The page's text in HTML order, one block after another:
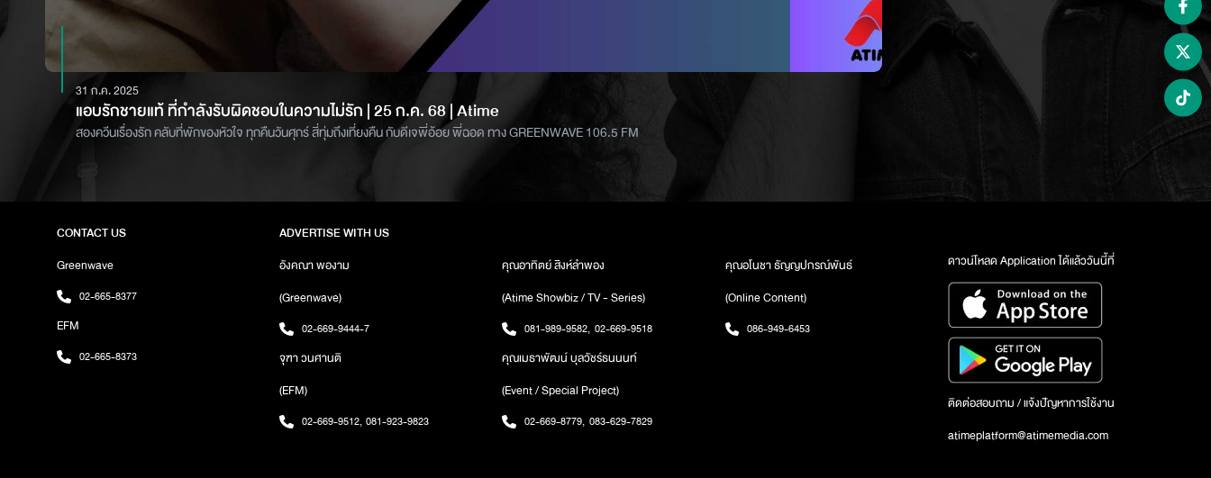
31 ก.ค. 2025
แอบรักชายแท้ ที่กำลังรับผิดชอบในความไม่รัก | 25 ก.ค. 68 | Atime
สองควีนเรื่องรัก คลับที่พักของหัวใจ ทุกคืนวันศุกร์ สี่ทุ่มถึงเที่ยงคืน กับดีเจพี่อ้อย พี่ฉอด ทาง GREENWAVE 106.5 FM
CONTACT US
Greenwave
02-665-8377
EFM
02-665-8373
ADVERTISE WITH US
อังคณา พองาม
(Greenwave)
02-669-9444-7
จุฑา วนศานติ
(EFM)
02-669-9512, 081-923-9823
คุณอาทิตย์ สิงห์ลำพอง
(Atime Showbiz / TV - Series)
081-989-9582, 02-669-9518
คุณเมธาพัฒน์ บุลวัชร์ธนนนท์
(Event / Special Project)
02-669-8779, 083-629-7829
คุณอโนชา ธัญญปกรณ์พันธ์
(Online Content)
086-949-6453
ดาวน์โหลด Application ได้แล้ววันนี้ที่
ติดต่อสอบถาม / แจ้งปัญหาการใช้งาน
atimeplatform@atimemedia.com